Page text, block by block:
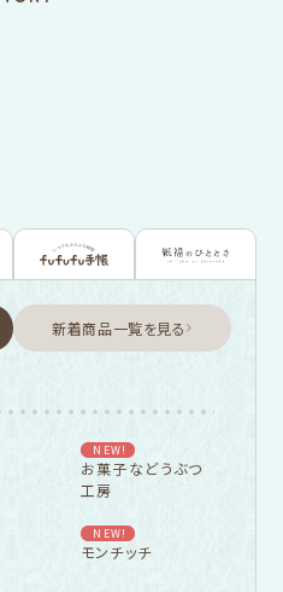
新着商品一覧を見る
NEW!
お菓子などうぶつ
工房
NEW!
モンチッチ